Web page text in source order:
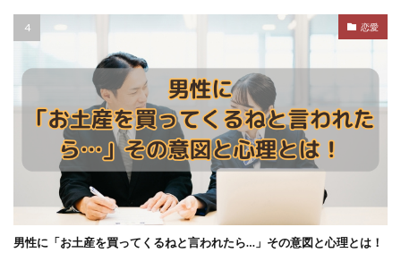
恋愛
男性に「お土産を買ってくるねと言われたら…」その意図と心理とは！